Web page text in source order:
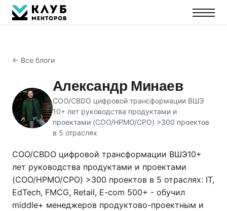
← Все блоги
Александр Минаев
COO/CBDO цифровой трансформации ВШЭ
10+ лет руководства продуктами и
проектами (COO/HPMO/CPO) >300 проектов
в 5 отраслях
COO/CBDO цифровой трансформации ВШЭ10+
лет руководства продуктами и проектами
(COO/HPMO/CPO) >300 проектов в 5 отраслях: IT,
EdTech, FMCG, Retail, E-com 500+ - обучил
middle+ менеджеров продуктово-проектным и